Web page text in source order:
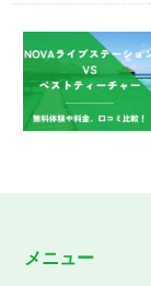
メニュー